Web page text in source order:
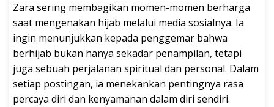
Zara sering membagikan momen-momen berharga
saat mengenakan hijab melalui media sosialnya. Ia
ingin menunjukkan kepada penggemar bahwa
berhijab bukan hanya sekadar penampilan, tetapi
juga sebuah perjalanan spiritual dan personal. Dalam
setiap postingan, ia menekankan pentingnya rasa
percaya diri dan kenyamanan dalam diri sendiri.